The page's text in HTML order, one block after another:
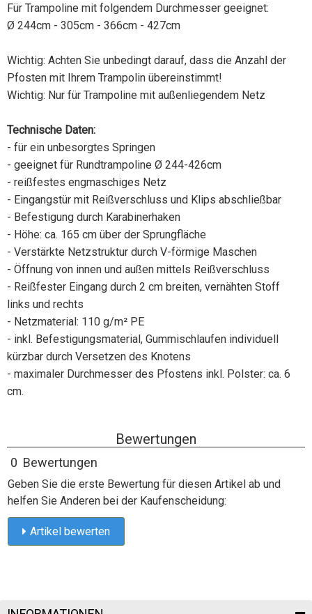
Für Trampoline mit folgendem Durchmesser geeignet:
Ø 244cm - 305cm - 366cm - 427cm
Wichtig: Achten Sie unbedingt darauf, dass die Anzahl der
Pfosten mit Ihrem Trampolin übereinstimmt!
Wichtig: Nur für Trampoline mit außenliegendem Netz
Technische Daten:
- für ein unbesorgtes Springen
- geeignet für Rundtrampoline Ø 244-426cm
- reißfestes engmaschiges Netz
- Eingangstür mit Reißverschluss und Klips abschließbar
- Befestigung durch Karabinerhaken
- Höhe: ca. 165 cm über der Sprungfläche
- Verstärkte Netzstruktur durch V-förmige Maschen
- Öffnung von innen und außen mittels Reißverschluss
- Reißfester Eingang durch 2 cm breiten, vernähten Stoff
links und rechts
- Netzmaterial: 110 g/m² PE
- inkl. Befestigungsmaterial, Gummischlaufen individuell
kürzbar durch Versetzen des Knotens
- maximaler Durchmesser des Pfostens inkl. Polster: ca. 6
cm.
Bewertungen
0 Bewertungen
Geben Sie die erste Bewertung für diesen Artikel ab und
helfen Sie Anderen bei der Kaufenscheidung:
Artikel bewerten